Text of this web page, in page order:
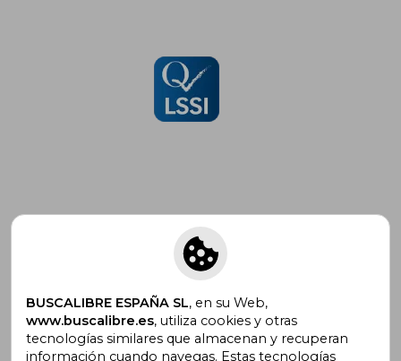
Suscríbete para recibir ofertas y
promociones
¿Necesitas ayuda?
BUSCALIBRE ESPAÑA SL, en su Web,
www.buscalibre.es, utiliza cookies y otras
tecnologías similares que almacenan y recuperan
información cuando navegas. Estas tecnologías